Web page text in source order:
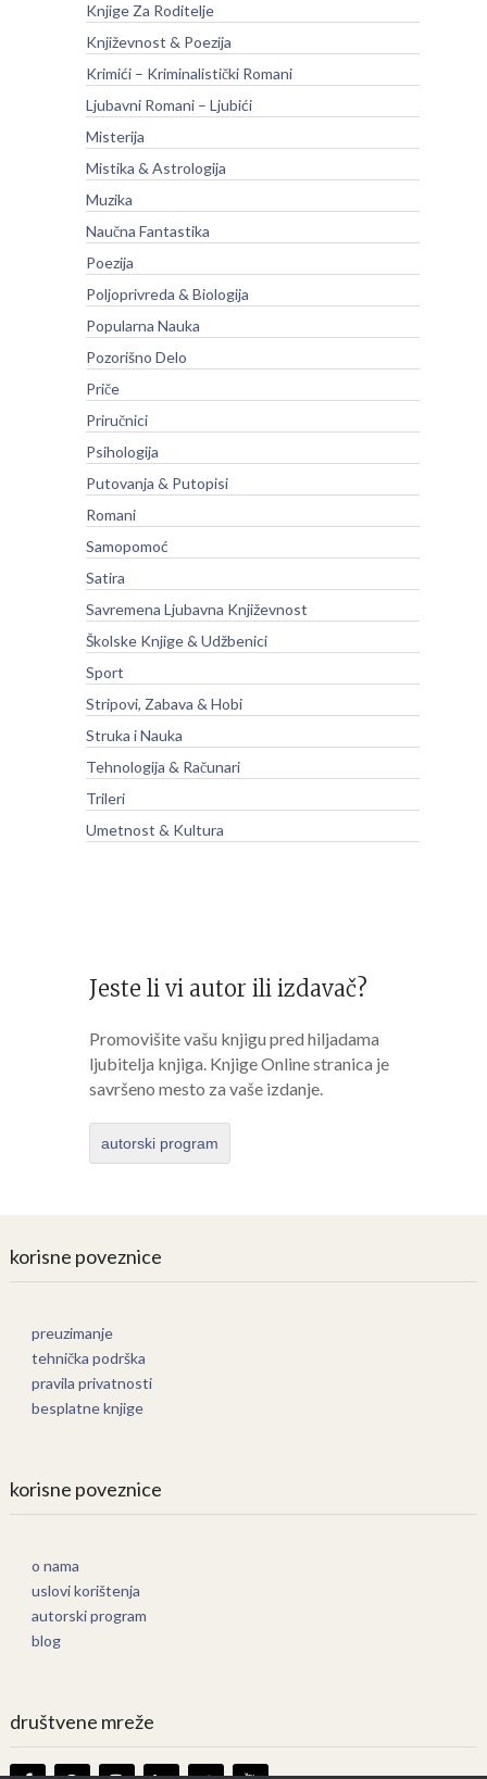
Knjige Za Roditelje
Književnost & Poezija
Krimići – Kriminalistički Romani
Ljubavni Romani – Ljubići
Misterija
Mistika & Astrologija
Muzika
Naučna Fantastika
Poezija
Poljoprivreda & Biologija
Popularna Nauka
Pozorišno Delo
Priče
Priručnici
Psihologija
Putovanja & Putopisi
Romani
Samopomoć
Satira
Savremena Ljubavna Književnost
Školske Knjige & Udžbenici
Sport
Stripovi, Zabava & Hobi
Struka i Nauka
Tehnologija & Računari
Trileri
Umetnost & Kultura
Jeste li vi autor ili izdavač?
Promovišite vašu knjigu pred hiljadama
ljubitelja knjiga. Knjige Online stranica je
savršeno mesto za vaše izdanje.
autorski program
korisne poveznice
preuzimanje
tehnička podrška
pravila privatnosti
besplatne knjige
korisne poveznice
o nama
uslovi korištenja
autorski program
blog
društvene mreže